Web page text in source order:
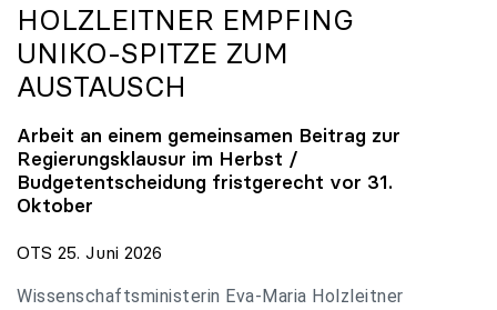
HOLZLEITNER EMPFING
UNIKO-SPITZE ZUM
AUSTAUSCH
Arbeit an einem gemeinsamen Beitrag zur
Regierungsklausur im Herbst /
Budgetentscheidung fristgerecht vor 31.
Oktober
OTS 25. Juni 2026
Wissenschaftsministerin Eva-Maria Holzleitner